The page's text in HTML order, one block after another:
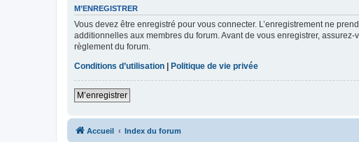
M’ENREGISTRER
Vous devez être enregistré pour vous connecter. L’enregistrement ne
additionnelles aux membres du forum. Avant de vous enregistrer,
règlement du forum.
Conditions d’utilisation
Politique de vie privée
M’enregistrer
Accueil Index du forum